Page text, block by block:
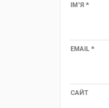
ІМ'Я *
EMAIL *
САЙТ